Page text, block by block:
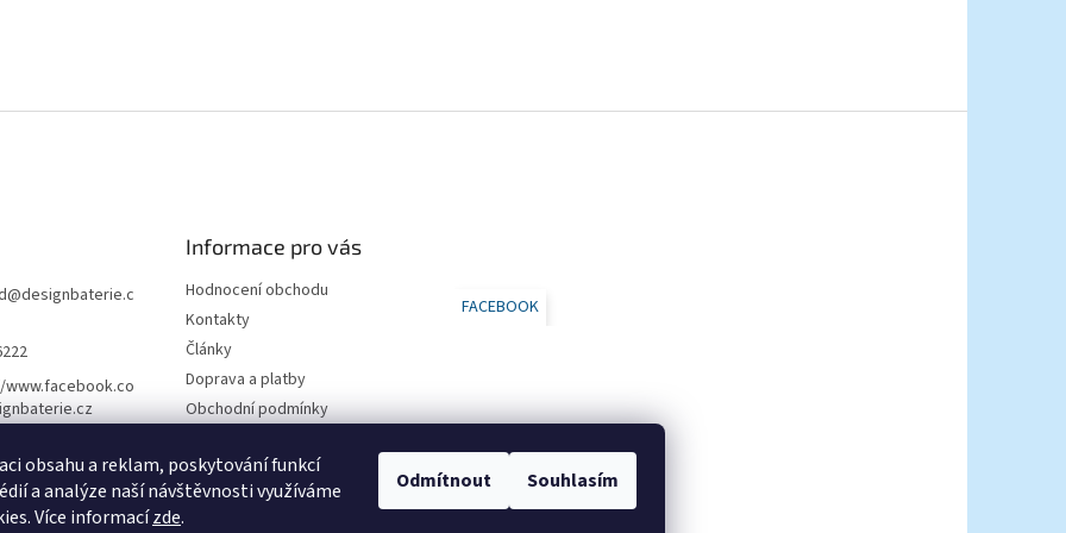
obsahu a reklam, poskytování funkcí
a analýze naší návštěvnosti využíváme
Více informacízde.
Odmítnout Souhlasím
@designbaterie.c
Informace pro vás
Hodnocení obchodu
Kontakty
Články
Doprava a platby
Obchodní podmínky
údajů
SLEVA na první nákup 500 kč
FACEBOOK